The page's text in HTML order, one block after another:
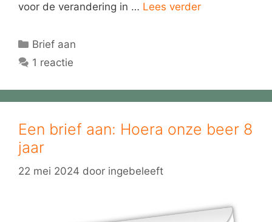
voor de verandering in … Lees verder
Categorieën
Brief aan
1 reactie
Een brief aan: Hoera onze beer 8
jaar
22 mei 2024 door ingebeleeft